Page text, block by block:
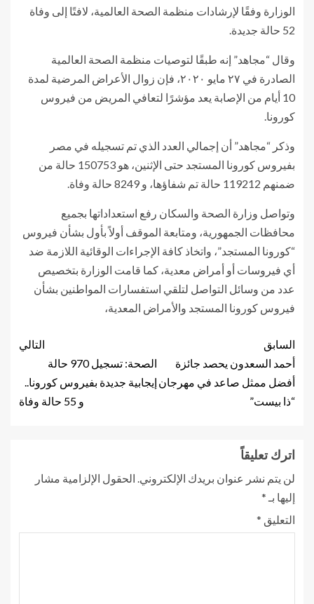
الوزارة وفقًا لإرشادات منظمة الصحة العالمية، لافتًا إلى وفاة
52 حالة جديدة.
وقال “مجاهد” إنه طبقًا لتوصيات منظمة الصحة العالمية
الصادرة في ٢٧ مايو ٢٠٢٠، فإن زوال الأعراض المرضية لمدة
10 أيام من الإصابة يعد مؤشرًا لتعافي المريض من فيروس
كورونا.
وذكر “مجاهد” أن إجمالي العدد الذي تم تسجيله في مصر
بفيروس كورونا المستجد حتى الإثنين، هو 150753 حالة من
ضمنهم 119212 حالة تم شفاؤها، و 8249 حالة وفاة.
وتواصل وزارة الصحة والسكان رفع استعداداتها بجميع
محافظات الجمهورية، ومتابعة الموقف أولاً بأول بشأن فيروس
“كورونا المستجد”، واتخاذ كافة الإجراءات الوقائية اللازمة ضد
أي فيروسات أو أمراض معدية، كما قامت الوزارة بتخصيص
عدد من وسائل التواصل لتلقي استفسارات المواطنين بشأن
فيروس كورونا المستجد والأمراض المعدية،
السابق
أحمد السعدون يحصد جائزة
أفضل ممثل صاعد في مهرجان
“ذا بيست”
التالي
الصحة: تسجيل 970 حالة
إيجابية جديدة بفيروس كورونا..
و 55 حالة وفاة
اترك تعليقاً
لن يتم نشر عنوان بريدك الإلكتروني. الحقول الإلزامية مشار
إليها بـ *
التعليق *